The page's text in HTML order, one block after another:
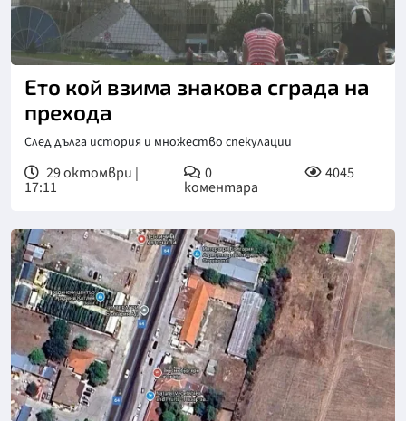
Ето кой взима знакова сграда на
прехода
След дълга история и множество спекулации
29 октомври |
17:11
0
коментара
4045